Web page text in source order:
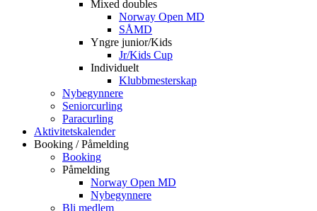
Mixed doubles
Norway Open MD
SÅMD
Yngre junior/Kids
Jr/Kids Cup
Individuelt
Klubbmesterskap
Nybegynnere
Seniorcurling
Paracurling
Aktivitetskalender
Booking / Påmelding
Booking
Påmelding
Norway Open MD
Nybegynnere
Bli medlem